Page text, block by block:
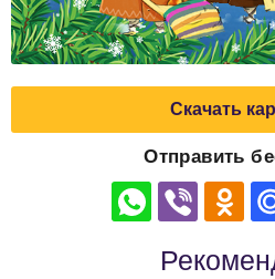
Скачать
Отправить